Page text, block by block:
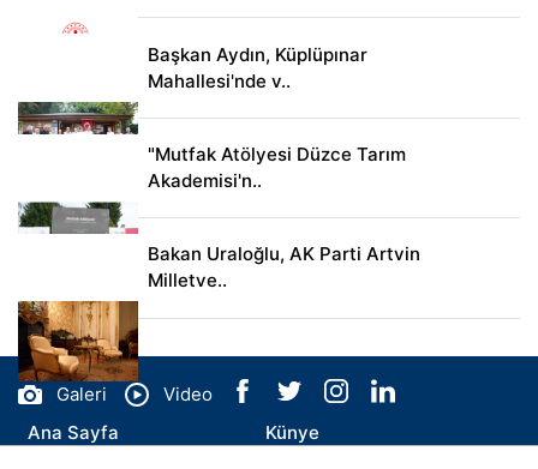
Başkan Aydın, Küplüpınar
Mahallesi'nde v..
"Mutfak Atölyesi Düzce Tarım
Akademisi'n..
Bakan Uraloğlu, AK Parti Artvin
Milletve..
Galeri
Video
Ana Sayfa
Künye